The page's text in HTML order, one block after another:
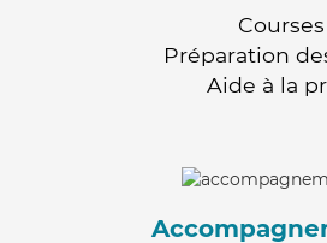
Courses
Préparation
Aide à la